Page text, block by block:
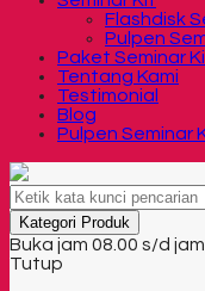
Flashdisk
Pulpen
Paket Seminar
Tentang Kami
Testimonial
Blog
Pulpen Seminar
Kategori Produk
Buka jam 08.00 s/d
Tutup